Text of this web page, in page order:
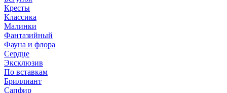
Кресты
Классика
Малинки
Фантазийный
Фауна и флора
Сердце
Эксклюзив
По вставкам
Бриллиант
Сапфир